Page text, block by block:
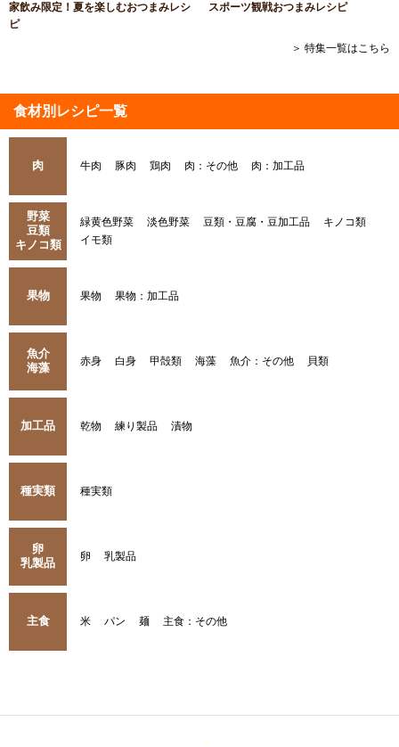
家飲み限定！夏を楽しむおつまみレシ
ピ
スポーツ観戦おつまみレシピ
＞ 特集一覧はこちら
食材別レシピ一覧
肉 牛肉 豚肉 鶏肉 肉：その他 肉：加工品
野菜
豆類
キノコ類
緑黄色野菜 淡色野菜 豆類・豆腐・豆加工品
キノコ類
イモ類
果物 果物 果物：加工品
魚介
海藻
赤身 白身 甲殻類 海藻 魚介：その他 貝類
加工品 乾物 練り製品 漬物
種実類 種実類
卵
乳製品
卵 乳製品
主食 米 パン 麺 主食：その他